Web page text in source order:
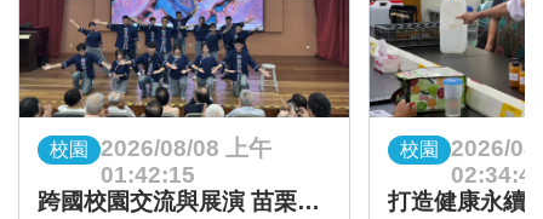
校園
2026/08/08 上午
01:42:15
跨國校園交流與展演 苗栗客家青年赴馬巡演
校園
2026/